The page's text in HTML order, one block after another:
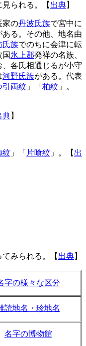
られる。【 出典】
家の丹波氏族で宮中に
る。その他、地名由
氏族でのちに会津に転
国氷上郡発祥の名族、
各氏相通じるが小守
河野氏族がある。代表
引両紋 」「 柏紋 」。
典】
紋 」「 片喰紋 」。【 出
みられる。【 出典】
字の様々な区分
読地名・珍地名
名字の博物館